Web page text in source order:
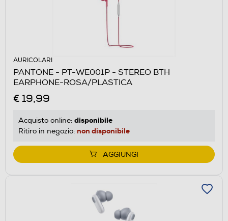
AURICOLARI
PANTONE - PT-WE001P - STEREO BTH
EARPHONE-ROSA/PLASTICA
€ 19,99
Acquisto online: disponibile
Ritiro in negozio: non disponibile
AGGIUNGI